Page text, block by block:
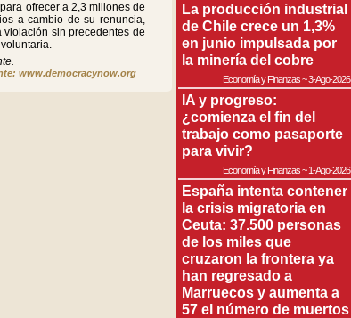
ofrecer a 2,3 millones de
a cambio de su renuncia,
sin precedentes de
www.democracynow.org
La producción industrial
de Chile crece un 1,3%
en junio impulsada por
la minería del cobre
Economía y Finanzas~3-Ago-2026
IA y progreso:
¿comienza el fin del
trabajo como pasaporte
para vivir?
Economía y Finanzas~1-Ago-2026
España intenta contener
la crisis migratoria en
Ceuta: 37.500 personas
de los miles que
cruzaron la frontera ya
han regresado a
Marruecos y aumenta a
57 el número de muertos